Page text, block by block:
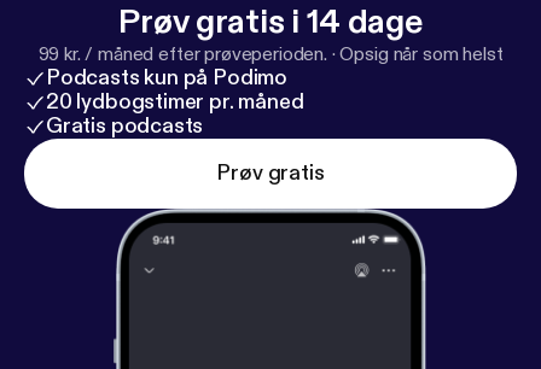
Prøv gratis i 14 dage
99 kr. / måned efter prøveperioden. ·Opsig når som helst
Podcasts kun på Podimo
20 lydbogstimer pr. måned
Gratis podcasts
Prøv gratis